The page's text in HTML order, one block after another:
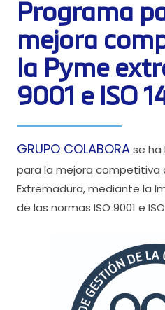
Programa
mejora
la Pyme
9001 e ISO
GRUPO COLABORAse ha
para la mejora competitiva
Extremadura, mediante la
de las normas ISO 9001 e ISO